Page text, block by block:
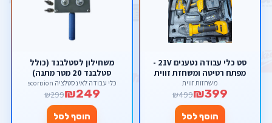
סט כלי עבודה נטענים 21V -
מפתח רטיטה ומשחזת זווית
ומטען של חברת Scorpion
משחזות זווית
₪399
₪499
הוסף לסל
משחילון לסטלבנד (כולל
סטלבנד 20 מטר מתנה)
כלי עבודה לאינסטלציה scorpion
₪249
₪299
הוסף לסל